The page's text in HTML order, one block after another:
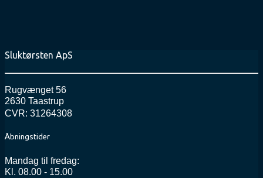
Sluktørsten ApS
Rugvænget 56
2630 Taastrup
CVR: 31264308
Åbningstider
Mandag til fredag:
Kl. 08.00 - 15.00